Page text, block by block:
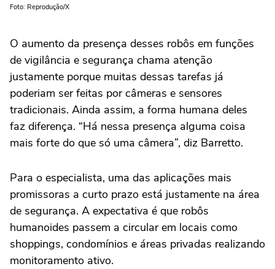
Foto: Reprodução/X
O aumento da presença desses robôs em funções
de vigilância e segurança chama atenção
justamente porque muitas dessas tarefas já
poderiam ser feitas por câmeras e sensores
tradicionais. Ainda assim, a forma humana deles
faz diferença. “Há nessa presença alguma coisa
mais forte do que só uma câmera”, diz Barretto.
Para o especialista, uma das aplicações mais
promissoras a curto prazo está justamente na área
de segurança. A expectativa é que robôs
humanoides passem a circular em locais como
shoppings, condomínios e áreas privadas realizando
monitoramento ativo.